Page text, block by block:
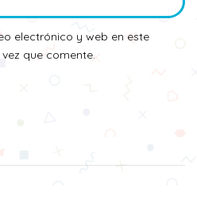
electrónico y web en este
que comente.